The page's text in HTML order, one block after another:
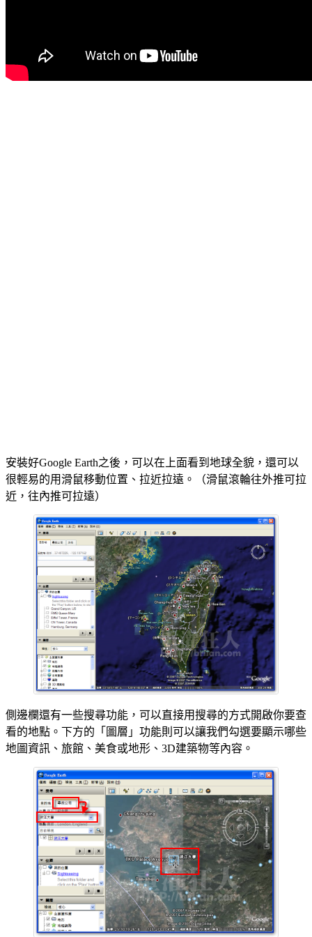
安裝好Google Earth之後，可以在上面看到地球全貌，還可以
很輕易的用滑鼠移動位置、拉近拉遠。（滑鼠滾輪往外推可拉
近，往內推可拉遠）
側邊欄還有一些搜尋功能，可以直接用搜尋的方式開啟你要查
看的地點。下方的「圖層」功能則可以讓我們勾選要顯示哪些
地圖資訊、旅館、美食或地形、3D建築物等內容。